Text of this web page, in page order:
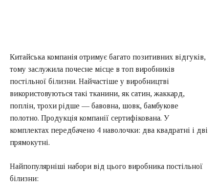
Китайська компанія отримує багато позитивних відгуків,
тому заслужила почесне місце в топ виробників
постільної білизни. Найчастіше у виробництві
використовуються такі тканини, як сатин, жаккард,
поплін, трохи рідше — бавовна, шовк, бамбукове
полотно. Продукція компанії сертифікована. У
комплектах передбачено 4 наволочки: два квадратні і дві
прямокутні.
Найпопулярніші набори від цього виробника постільної
білизни: